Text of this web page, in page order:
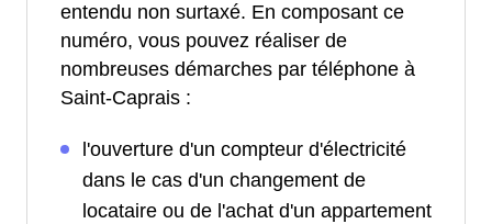
entendu non surtaxé. En composant ce
numéro, vous pouvez réaliser de
nombreuses démarches par téléphone à
Saint-Caprais :
l'ouverture d'un compteur d'électricité
dans le cas d'un changement de
locataire ou de l'achat d'un appartement